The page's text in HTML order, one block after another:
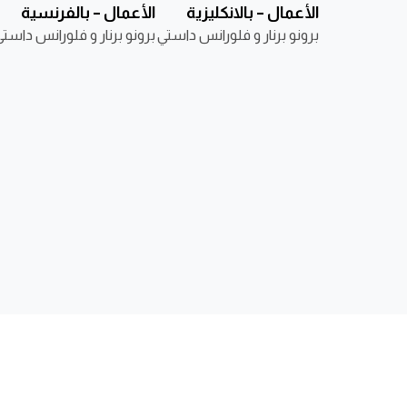
الأعمال – بالانكليزية
والعربية
برونو برنار و فلورانس داستي
الأعمال – بالفرنسية
والعربية
برونو برنار و فلورانس